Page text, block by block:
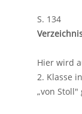
S. 134
Hier wird
2. Klasse
„von Stoll"